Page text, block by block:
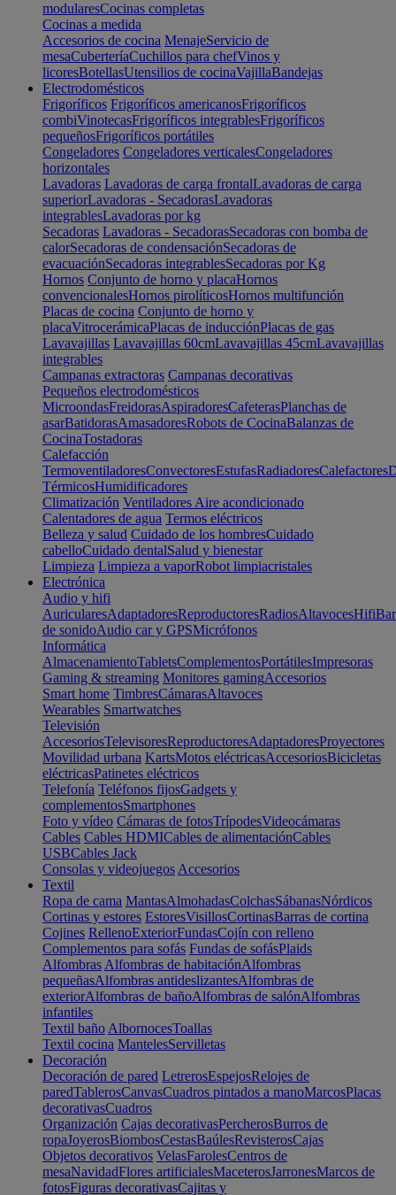
modularesCocinas completas
Cocinas a medida
Accesorios de cocina MenajeServicio de
mesaCuberteríaCuchillos para chefVinos y
licoresBotellasUtensilios de cocinaVajillaBandejas
Electrodomésticos
Frigoríficos Frigoríficos americanosFrigoríficos
combiVinotecasFrigoríficos integrablesFrigoríficos
pequeñosFrigoríficos portátiles
Congeladores Congeladores verticalesCongeladores
horizontales
Lavadoras Lavadoras de carga frontalLavadoras de carga
superiorLavadoras - SecadorasLavadoras
integrablesLavadoras por kg
Secadoras Lavadoras - SecadorasSecadoras con bomba de
calorSecadoras de condensaciónSecadoras de
evacuaciónSecadoras integrablesSecadoras por Kg
Hornos Conjunto de horno y placaHornos
convencionalesHornos pirolíticosHornos multifunción
Placas de cocina Conjunto de horno y
placaVitrocerámicaPlacas de inducciónPlacas de gas
Lavavajillas Lavavajillas 60cmLavavajillas 45cmLavavajillas
integrables
Campanas extractoras Campanas decorativas
Pequeños electrodomésticos
MicroondasFreidorasAspiradoresCafeterasPlanchas de
asarBatidorasAmasadoresRobots de CocinaBalanzas de
CocinaTostadoras
Calefacción
TermoventiladoresConvectoresEstufasRadiadoresCalefactores
TérmicosHumidificadores
Climatización Ventiladores Aire acondicionado
Calentadores de agua Termos eléctricos
Belleza y salud Cuidado de los hombresCuidado
cabelloCuidado dentalSalud y bienestar
Limpieza Limpieza a vaporRobot limpiacristales
Electrónica
Audio y hifi
AuricularesAdaptadoresReproductoresRadiosAltavocesHifi
de sonidoAudio car y GPSMicrófonos
Informática
AlmacenamientoTabletsComplementosPortátilesImpresoras
Gaming & streaming Monitores gamingAccesorios
Smart home TimbresCámarasAltavoces
Wearables Smartwatches
Televisión
AccesoriosTelevisoresReproductoresAdaptadoresProyectores
Movilidad urbana KartsMotos eléctricasAccesoriosBicicletas
eléctricasPatinetes eléctricos
Telefonía Teléfonos fijosGadgets y
complementosSmartphones
Foto y vídeo Cámaras de fotosTrípodesVideocámaras
Cables Cables HDMICables de alimentaciónCables
USBCables Jack
Consolas y videojuegos Accesorios
Textil
Ropa de cama MantasAlmohadasColchasSábanasNórdicos
Cortinas y estores EstoresVisillosCortinasBarras de cortina
Cojines RellenoExteriorFundasCojín con relleno
Complementos para sofás Fundas de sofásPlaids
Alfombras Alfombras de habitaciónAlfombras
pequeñasAlfombras antideslizantesAlfombras de
exteriorAlfombras de bañoAlfombras de salónAlfombras
infantiles
Textil baño AlbornocesToallas
Textil cocina MantelesServilletas
Decoración
Decoración de pared LetrerosEspejosRelojes de
paredTablerosCanvasCuadros pintados a manoMarcosPlacas
decorativasCuadros
Organización Cajas decorativasPercherosBurros de
ropaJoyerosBiombosCestasBaúlesRevisterosCajas
Objetos decorativos VelasFarolesCentros de
mesaNavidadFlores artificialesMaceterosJarronesMarcos de
fotosFiguras decorativasCajitas y